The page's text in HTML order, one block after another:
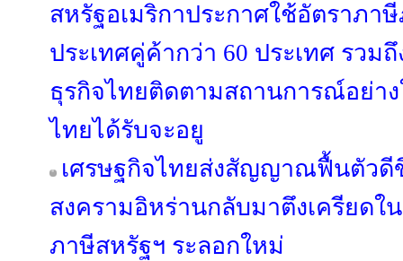
สหรัฐอเมริกาประกาศใช้อัตราภา
ประเทศคู่ค้ากว่า 60 ประเทศ รวม
ธุรกิจไทยติดตามสถานการณ์อย่า
ไทยได้รับจะอยู
เศรษฐกิจไทยส่งสัญญาณฟื้นตัวดี
สงครามอิหร่านกลับมาตึงเครียดใ
ภาษีสหรัฐฯ ระลอกใหม่